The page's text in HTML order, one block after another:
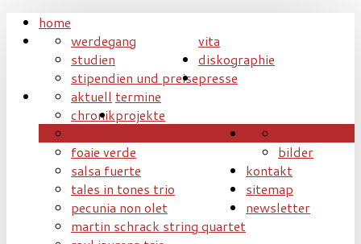
home
vita
werdegang
studien
stipendien und preise
diskographie
presse
termine
aktuell
chronikprojekte
foaie verde
salsa fuerte
tales in tones trio
pecunia non olet
martin schrack string quartet
bilder
kontakt
sitemap
newsletter